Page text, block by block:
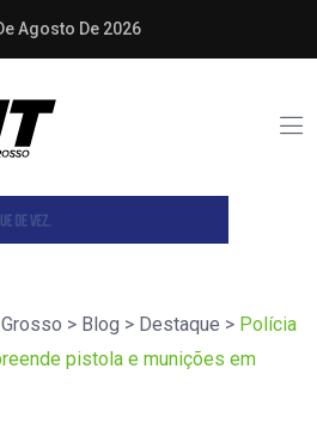
Agosto De 2026
> Blog > Destaque > Polícia
pistola e munições em